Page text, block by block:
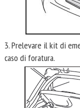
3. Prelevare il kit di
caso di foratura.